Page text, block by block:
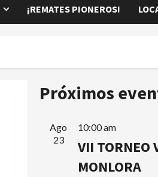
¡REMATES PIONEROS!
Próximos
Ago
23
10:00 am
VII TORNEO
MONLORA